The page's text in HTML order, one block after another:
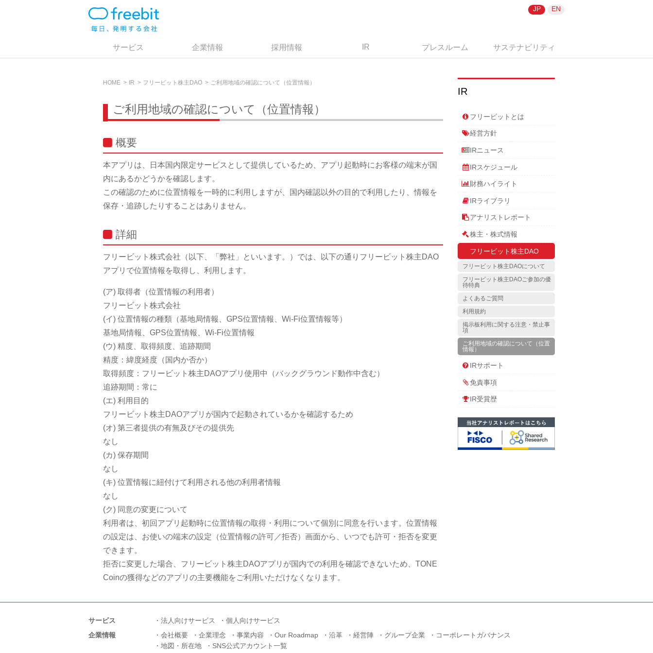
サービス 企業情報 採用情報 IR プレスルーム サステナビリティ
JP EN
HOME IR フリービット株主DAO ご利用地域の確認について（位置情報）
ご利用地域の確認について（位置情報）
概要
本アプリは、日本国内限定サービスとして提供しているため、アプリ起動時にお客様の端末が国
内にあるかどうかを確認します。
この確認のために位置情報を一時的に利用しますが、国内確認以外の目的で利用したり、情報を
保存・追跡したりすることはありません。
詳細
フリービット株式会社（以下、「弊社」といいます。）では、以下の通りフリービット株主DAO
アプリで位置情報を取得し、利用します。
(ア) 取得者（位置情報の利用者）
フリービット株式会社
(イ) 位置情報の種類（基地局情報、GPS位置情報、Wi-Fi位置情報等）
基地局情報、GPS位置情報、Wi-Fi位置情報
(ウ) 精度、取得頻度、追跡期間
精度：緯度経度（国内か否か）
取得頻度：フリービット株主DAOアプリ使用中（バックグラウンド動作中含む）
追跡期間：常に
(エ) 利用目的
フリービット株主DAOアプリが国内で起動されているかを確認するため
(オ) 第三者提供の有無及びその提供先
なし
(カ) 保存期間
なし
(キ) 位置情報に紐付けて利用される他の利用者情報
なし
(ク) 同意の変更について
利用者は、初回アプリ起動時に位置情報の取得・利用について個別に同意を行います。位置情報
の設定は、お使いの端末の設定（位置情報の許可／拒否）画面から、いつでも許可・拒否を変更
できます。
拒否に変更した場合、フリービット株主DAOアプリが国内での利用を確認できないため、TONE
Coinの獲得などのアプリの主要機能をご利用いただけなくなります。
IR
フリービットとは
経営方針
IRニュース
IRスケジュール
財務ハイライト
IRライブラリ
アナリストレポート
株主・株式情報
フリービット株主DAO
フリービット株主DAOについて
フリービット株主DAOご参加の優
待特典
よくあるご質問
利用規約
掲示板利用に関する注意・禁止事
項
ご利用地域の確認について（位置
情報）
IRサポート
免責事項
IR受賞歴
サービス 法人向けサービス
個人向けサービス
企業情報
会社概要 企業理念 事業内容 Our Roadmap 沿革 経営陣 グループ企業
コーポレートガバナンス
地図・所在地
SNS公式アカウント一覧